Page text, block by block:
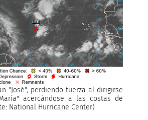
"José", perdiendo fuerza al dirigirse
acercándose a las costas de
National Hurricane Center)